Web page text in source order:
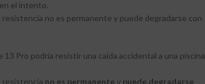
el intento.
no es permanente y puede degradarse con
13 Pro podría resistir una caída accidental a una piscina
resistencia no es permanente y puede degradarse